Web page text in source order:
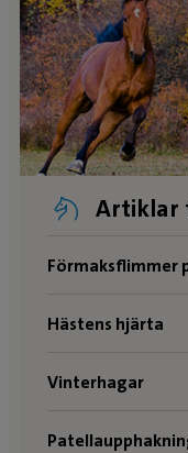
Artiklar
Förmaksflimmer
Hästens hjärta
Vinterhagar